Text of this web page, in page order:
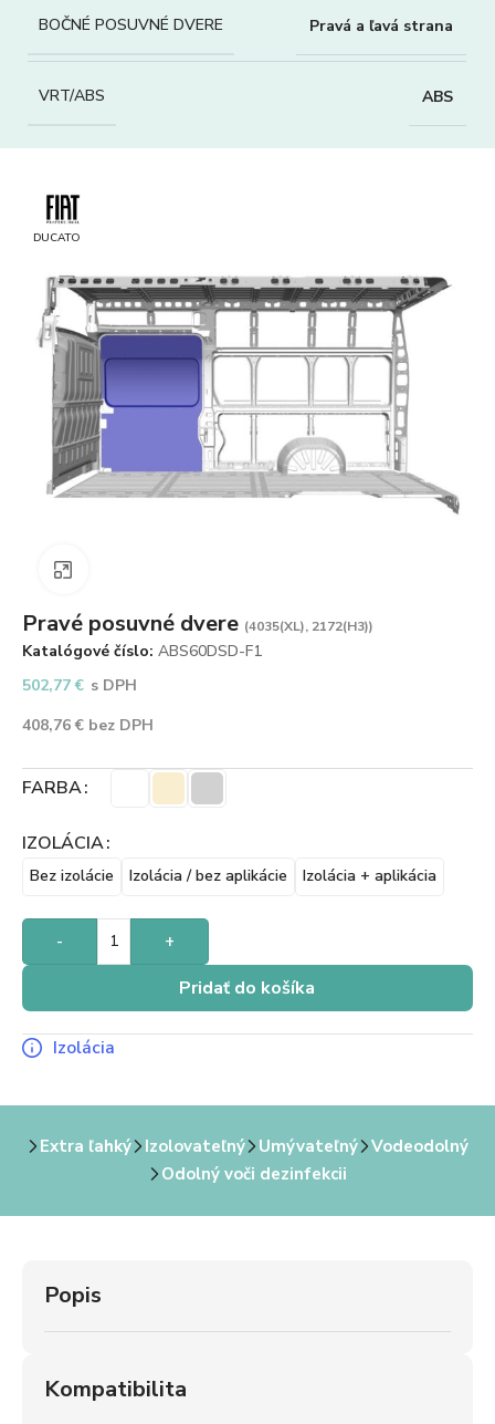
BOČNÉ POSUVNÉ DVERE Pravá a ľavá strana
VRT/ABS ABS
DUCATO
Pravé posuvné dvere (4035(XL), 2172(H3))
Katalógové číslo: ABS60DSD-F1
502,77€ s DPH
408,76€ bez DPH
FARBA
IZOLÁCIA
Bez izolácie Izolácia / bez aplikácie Izolácia + aplikácia
- +
Pridať do košíka
Izolácia
Extra ľahký Izolovateľný Umývateľný
Vodeodolný
Odolný voči dezinfekcii
Popis
Kompatibilita